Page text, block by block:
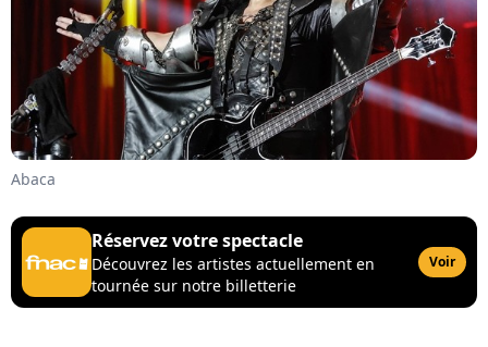
Abaca
Réservez votre spectacle
Découvrez les artistes actuellement en
tournée sur notre billetterie
Voir